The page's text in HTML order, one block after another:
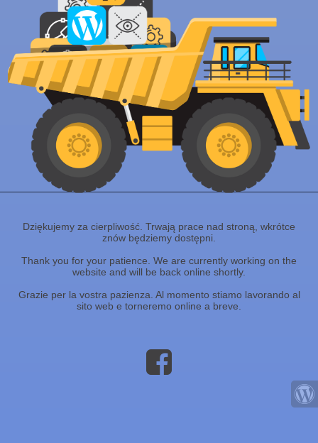
Dziękujemy za cierpliwość. Trwają prace nad stroną, wkrótce
znów będziemy dostępni.
Thank you for your patience. We are currently working on the
website and will be back online shortly.
Grazie per la vostra pazienza. Al momento stiamo lavorando al
sito web e torneremo online a breve.